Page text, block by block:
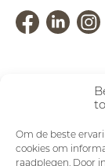
Om de beste
cookies om
raadplegen. Door